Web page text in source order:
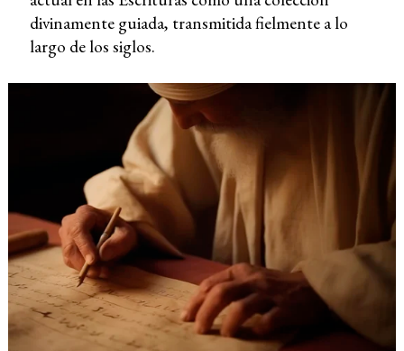
divinamente guiada, transmitida fielmente a lo
largo de los siglos.